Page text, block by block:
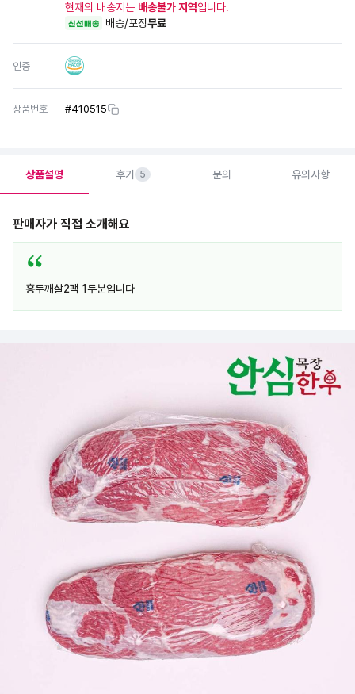
현재의 배송지는 배송불가 지역입니다.
신선배송 배송/포장무료
인증
상품번호 #410515
상품설명 후기 5 문의 유의사항
판매자가 직접 소개해요
홍두깨살2팩 1두분입니다